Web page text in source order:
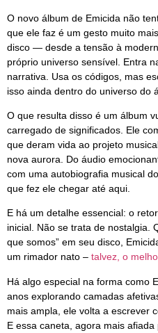
O novo álbum de Emicida não
que ele faz é um gesto muito
disco — desde a tensão à
próprio universo sensível. Entra
narrativa. Usa os códigos, mas
isso ainda dentro do universo do
O que resulta disso é um álbum
carregado de significados. Ele
que deram vida ao projeto
nova aurora. Do áudio
com uma autobiografia musical
que fez ele chegar até aqui.
E há um detalhe essencial: o
inicial. Não se trata de nostalgia.
que somos” em seu disco,
um rimador nato – talvez, o
Há algo especial na forma como
anos explorando camadas
mais ampla, ele volta a escrever
E essa caneta, agora mais